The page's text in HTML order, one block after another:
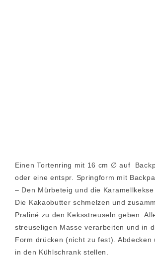
Einen Tortenring mit 16 cm ∅ auf
oder eine entspr. Springform mit
– Den Mürbeteig und die Karamellkekse
Die Kakaobutter schmelzen und
Praliné zu den Keksstreuseln geben.
streuseligen Masse verarbeiten und in
Form drücken (nicht zu fest). Abdecken
in den Kühlschrank stellen.